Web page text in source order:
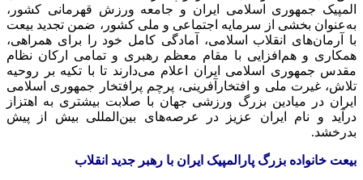
المپیک جمهوری اسلامی ایران و جامعه ورزش قهرمانی کشور،
به‌عنوان بخشی از سرمایه اجتماعی و ملی کشور، ضمن تجدید بیعت
با آرمان‌های انقلاب اسلامی، آمادگی کامل خود را برای همراهی،
همکاری و هم‌افزایی با مقام معظم رهبری و تمامی ارکان نظام
مقدس جمهوری اسلامی ایران اعلام می‌دارند تا با تکیه بر روحیه
تلاش، غیرت ملی و افتخارآفرینی، پرچم پرافتخار جمهوری اسلامی
ایران در میادین بزرگ ورزشی جهان با صلابت بیشتری به اهتزاز
درآید و نام ایران عزیز در عرصه‌های بین‌المللی بیش از پیش
بدرخشد.
بیعت خانواده بزرگ پارالمپیک ایران با رهبر جدید انقلاب